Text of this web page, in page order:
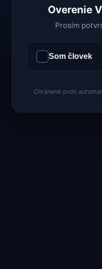
Overenie
Prosím
Som človek
Chránené proti